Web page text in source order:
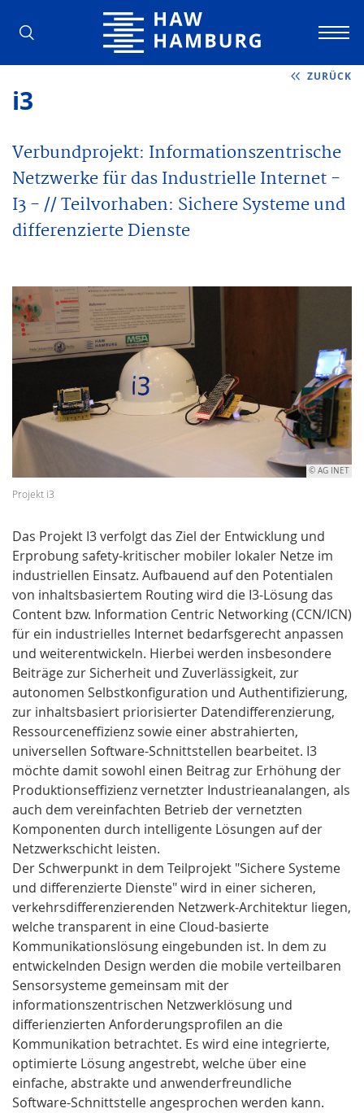
Hochschule für Angewandte
ZURÜCK
i3
Verbundprojekt: Informationszentrische
Netzwerke für das Industrielle Internet -
I3 - // Teilvorhaben: Sichere Systeme und
differenzierte Dienste
© AG INET
Projekt i3
Das Projekt I3 verfolgt das Ziel der Entwicklung und
Erprobung safety-kritischer mobiler lokaler Netze im
industriellen Einsatz. Aufbauend auf den Potentialen
von inhaltsbasiertem Routing wird die I3-Lösung das
Content bzw. Information Centric Networking (CCN/ICN)
für ein industrielles Internet bedarfsgerecht anpassen
und weiterentwickeln. Hierbei werden insbesondere
Beiträge zur Sicherheit und Zuverlässigkeit, zur
autonomen Selbstkonfiguration und Authentifizierung,
zur inhaltsbasiert priorisierter Datendifferenzierung,
Ressourceneffizienz sowie einer abstrahierten,
universellen Software-Schnittstellen bearbeitet. I3
möchte damit sowohl einen Beitrag zur Erhöhung der
Produktionseffizienz vernetzter Industrieanalangen, als
auch dem vereinfachten Betrieb der vernetzten
Komponenten durch intelligente Lösungen auf der
Netzwerkschicht leisten.
Der Schwerpunkt in dem Teilprojekt "Sichere Systeme
und differenzierte Dienste" wird in einer sicheren,
verkehrsdifferenzierenden Netzwerk-Architektur liegen,
welche transparent in eine Cloud-basierte
Kommunikationslösung eingebunden ist. In dem zu
entwickelnden Design werden die mobile verteilbaren
Sensorsysteme gemeinsam mit der
informationszentrischen Netzwerklösung und
differienzierten Anforderungsprofilen an die
Kommunikation betrachtet. Es wird eine integrierte,
optimierte Lösung angestrebt, welche über eine
einfache, abstrakte und anwenderfreundliche
Software-Schnittstelle angesprochen werden kann.